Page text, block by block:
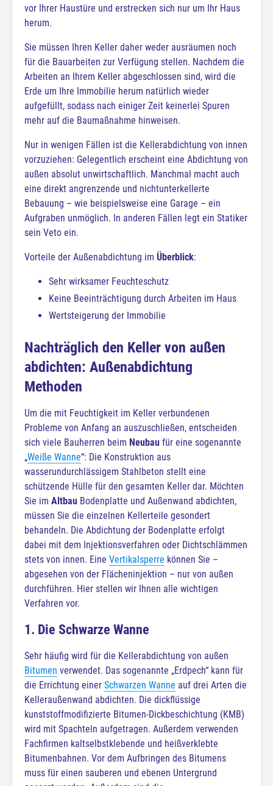
vor Ihrer Haustüre und erstrecken sich nur um Ihr Haus
herum.
Sie müssen Ihren Keller daher weder ausräumen noch
für die Bauarbeiten zur Verfügung stellen. Nachdem die
Arbeiten an Ihrem Keller abgeschlossen sind, wird die
Erde um Ihre Immobilie herum natürlich wieder
aufgefüllt, sodass nach einiger Zeit keinerlei Spuren
mehr auf die Baumaßnahme hinweisen.
Nur in wenigen Fällen ist die Kellerabdichtung von innen
vorzuziehen: Gelegentlich erscheint eine Abdichtung von
außen absolut unwirtschaftlich. Manchmal macht auch
eine direkt angrenzende und nichtunterkellerte
Bebauung – wie beispielsweise eine Garage – ein
Aufgraben unmöglich. In anderen Fällen legt ein Statiker
sein Veto ein.
Vorteile der Außenabdichtung im Überblick:
Sehr wirksamer Feuchteschutz
Keine Beeinträchtigung durch Arbeiten im Haus
Wertsteigerung der Immobilie
Nachträglich den Keller von außen
abdichten: Außenabdichtung
Methoden
Um die mit Feuchtigkeit im Keller verbundenen
Probleme von Anfang an auszuschließen, entscheiden
sich viele Bauherren beim Neubau für eine sogenannte
„Weiße Wanne“: Die Konstruktion aus
wasserundurchlässigem Stahlbeton stellt eine
schützende Hülle für den gesamten Keller dar. Möchten
Sie im Altbau Bodenplatte und Außenwand abdichten,
müssen Sie die einzelnen Kellerteile gesondert
behandeln. Die Abdichtung der Bodenplatte erfolgt
dabei mit dem Injektionsverfahren oder Dichtschlämmen
stets von innen. Eine Vertikalsperre können Sie –
abgesehen von der Flächeninjektion – nur von außen
durchführen. Hier stellen wir Ihnen alle wichtigen
Verfahren vor.
1. Die Schwarze Wanne
Sehr häufig wird für die Kellerabdichtung von außen
Bitumen verwendet. Das sogenannte „Erdpech“ kann für
die Errichtung einer Schwarzen Wanne auf drei Arten die
Kelleraußenwand abdichten. Die dickflüssige
kunststoffmodifizierte Bitumen-Dickbeschichtung (KMB)
wird mit Spachteln aufgetragen. Außerdem verwenden
Fachfirmen kaltselbstklebende und heißverklebte
Bitumenbahnen. Vor dem Aufbringen des Bitumens
muss für einen sauberen und ebenen Untergrund